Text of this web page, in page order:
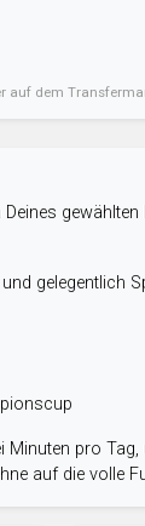
auf dem
gelegentlich
Minuten pro
auf die volle